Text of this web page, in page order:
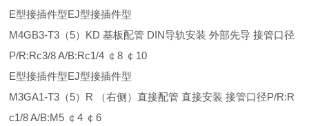
E型接插件型EJ型接插件型
M4GB3-T3（5）KD 基板配管 DIN导轨安装 外部先导 接管口径
P/R:Rc3/8 A/B:Rc1/4 ￠8 ￠10
E型接插件型EJ型接插件型
M3GA1-T3（5）R （右侧）直接配管 直接安装 接管口径P/R:R
c1/8 A/B:M5 ￠4 ￠6